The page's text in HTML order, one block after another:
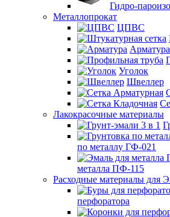
Гидро-
Металлопрокат
ЦПВС
Арматура
Уголок
Швеллер
Лакокрасочные материалы
по металлу ГФ-021
металла ПФ-115
Расходные материалы для
перфоратора